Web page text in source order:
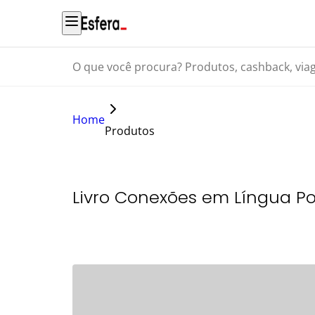
O que você procura? Produtos, cashback, viagens...
Home
Produtos
Livro Conexões em Língua